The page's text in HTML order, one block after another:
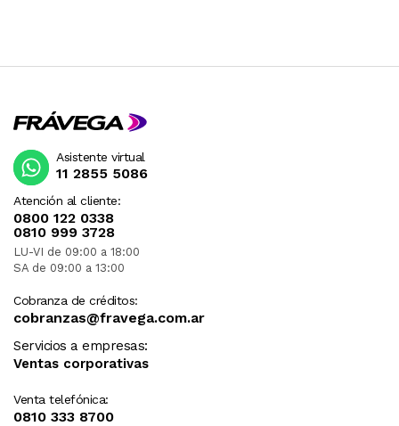
Atención al cliente:
0800 122 0338
0810 999 3728
LU-VI de 09:00 a 18:00
SA de 09:00 a 13:00
Cobranza de créditos:
cobranzas@fravega.com.ar
Servicios a empresas:
Ventas corporativas
Venta telefónica:
0810 333 8700
Asistente virtual
11 2855 5086